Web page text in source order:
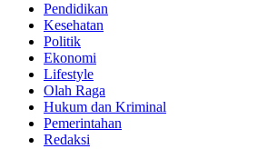
Pendidikan
Kesehatan
Politik
Ekonomi
Lifestyle
Olah Raga
Hukum dan Kriminal
Pemerintahan
Redaksi